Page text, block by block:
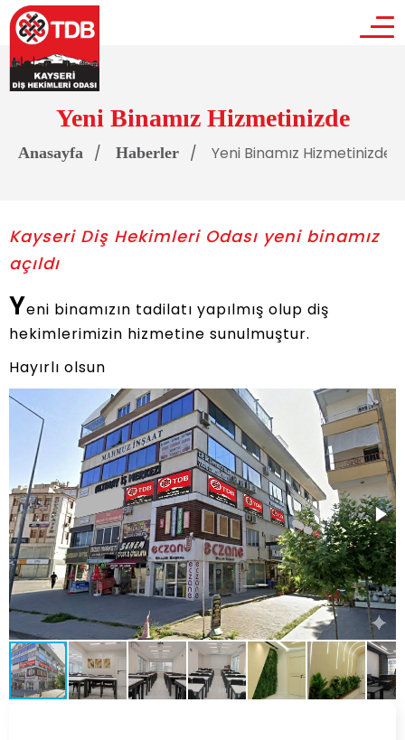
Yeni Binamız Hizmetinizde
Anasayfa Haberler Yeni Binamız Hizmetinizde
Kayseri Diş Hekimleri Odası yeni binamız
açıldı
Yeni binamızın tadilatı yapılmış olup diş
hekimlerimizin hizmetine sunulmuştur.
Hayırlı olsun